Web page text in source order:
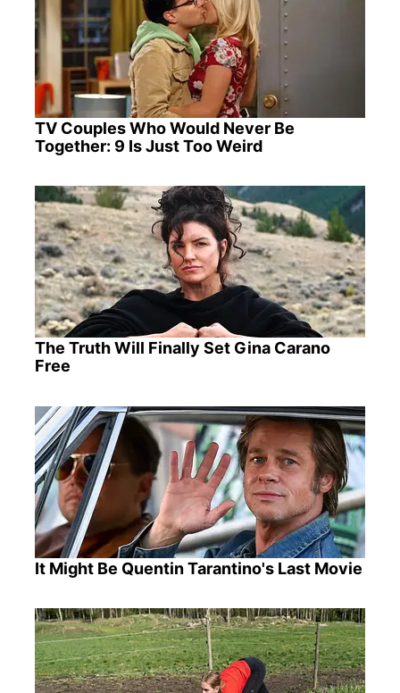
TV Couples Who Would Never Be
Together: 9 Is Just Too Weird
The Truth Will Finally Set Gina Carano
Free
It Might Be Quentin Tarantino's Last Movie